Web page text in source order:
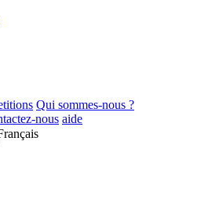
Qui sommes-nous ?
nous aide